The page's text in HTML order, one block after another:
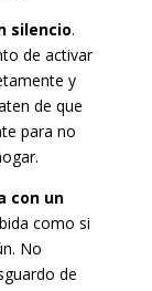
silencio.
de activar
y
de que
para no
con un
como si
No
de